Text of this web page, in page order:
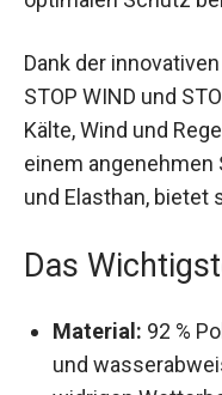
Wetterlage.
Dank der
STOP WIND und
vor Kälte, Wind und
aus einem
Polyester und
Tragekomfort.
Das
Material: 92 %